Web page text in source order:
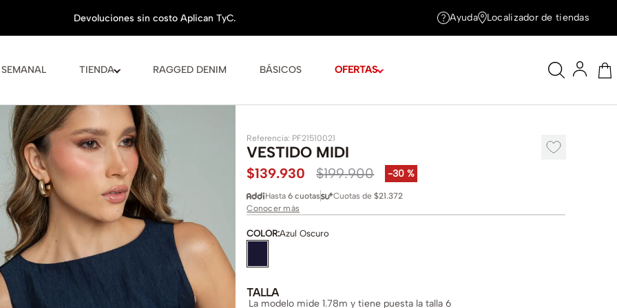
TIENDA RAGGED DENIM BÁSICOS OFERTAS
Ayuda Localizador de tiendas
Referencia: PF21510021
VESTIDO MIDI
$139.930 $199.900 -30 %
Hasta6 cuotas Cuotas de$21.372
Conocer más
COLOR:Azul Oscuro
TALLA
La modelo mide 1.78m y tiene puesta la talla 6